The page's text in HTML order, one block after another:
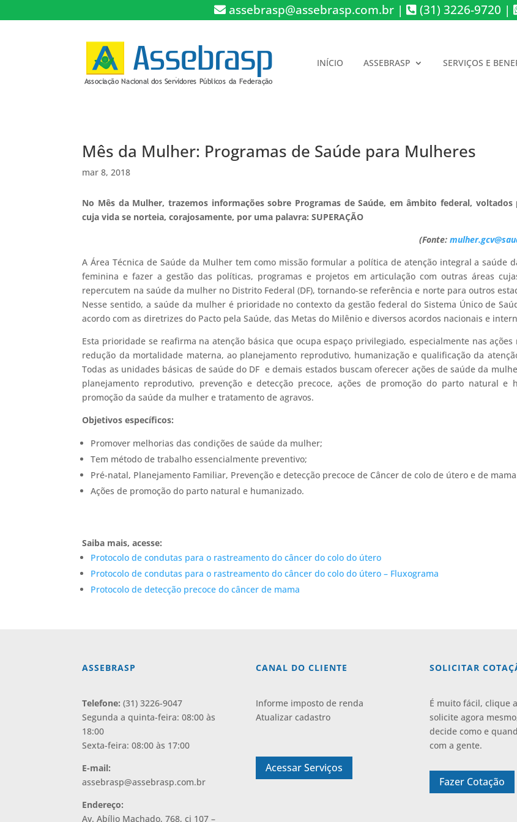
assebrasp@assebrasp.com.br | (31) 3226-9720 |
INÍCIO ASSEBRASP SERVIÇOS E
Mês da Mulher: Programas de Saúde para Mulheres
mar 8, 2018
No Mês da Mulher, trazemos informações sobre Programas de Saúde, em âmbito federal, voltados
cuja vida se norteia, corajosamente, por uma palavra: SUPERAÇÃO
(Fonte:
A Área Técnica de Saúde da Mulher tem como missão formular a política de atenção integral a saúde
feminina e fazer a gestão das políticas, programas e projetos em articulação com outras áreas
repercutem na saúde da mulher no Distrito Federal (DF), tornando-se referência e norte para outros
Nesse sentido, a saúde da mulher é prioridade no contexto da gestão federal do Sistema Único de
acordo com as diretrizes do Pacto pela Saúde, das Metas do Milênio e diversos acordos nacionais e
Esta prioridade se reafirma na atenção básica que ocupa espaço privilegiado, especialmente nas ações
redução da mortalidade materna, ao planejamento reprodutivo, humanização e qualificação da
Todas as unidades básicas de saúde do DF e demais estados buscam oferecer ações de saúde da
planejamento reprodutivo, prevenção e detecção precoce, ações de promoção do parto natural e
promoção da saúde da mulher e tratamento de agravos.
Objetivos específicos:
Promover melhorias das condições de saúde da mulher;
Tem método de trabalho essencialmente preventivo;
Pré-natal, Planejamento Familiar, Prevenção e detecção precoce de Câncer de colo de útero e de
Ações de promoção do parto natural e humanizado.
Saiba mais, acesse:
Protocolo de condutas para o rastreamento do câncer do colo do útero
Protocolo de condutas para o rastreamento do câncer do colo do útero – Fluxograma
Protocolo de detecção precoce do câncer de mama
ASSEBRASP
Telefone: (31) 3226-9047
Segunda a quinta-feira: 08:00 às
18:00
Sexta-feira: 08:00 às 17:00
E-mail:
assebrasp@assebrasp.com.br
Endereço:
Av. Abílio Machado, 768, cj 107 –
CANAL DO CLIENTE
Informe imposto de renda
Atualizar cadastro
Acessar Serviços
SOLICITAR
É muito fácil, clique
solicite agora
decide como e
com a gente.
Fazer Cotação